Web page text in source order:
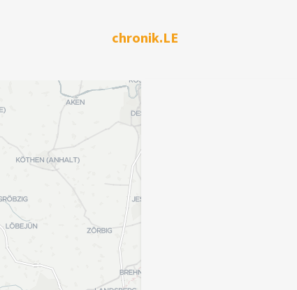
chronik.LE